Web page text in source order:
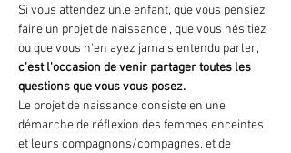
Si vous attendez un.e enfant, que vous pensiez
faire un projet de naissance , que vous hésitiez
ou que vous n'en ayez jamais entendu parler,
c'est l'occasion de venir partager toutes les
questions que vous vous posez.
Le projet de naissance consiste en une
démarche de réflexion des femmes enceintes
et leurs compagnons/compagnes, et de